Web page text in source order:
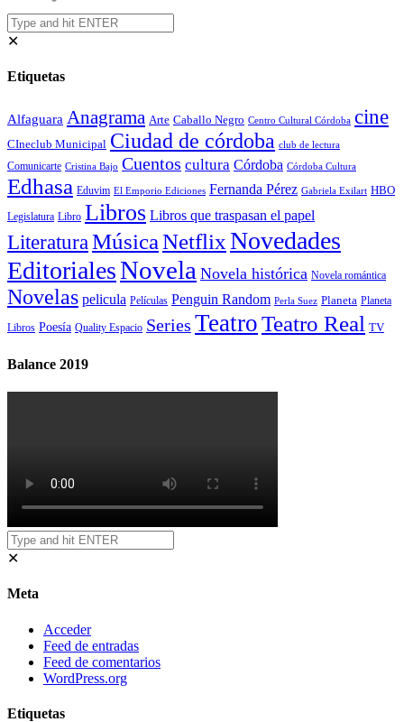
✕
Etiquetas
Alfaguara Anagrama Arte Caballo Negro Centro Cultural Córdoba cine
CIneclub Municipal Ciudad de córdoba club de lectura
Comunicarte Cristina Bajo Cuentos cultura Córdoba Córdoba Cultura
Edhasa Eduvim El Emporio Ediciones Fernanda Pérez Gabriela Exilart HBO
Legislatura Libro Libros Libros que traspasan el papel
LiteraturaMúsicaNetflixNovedades
EditorialesNovela Novela histórica Novela romántica
Novelas pelicula Películas Penguin Random Perla Suez Planeta Planeta
Libros Poesía Quality Espacio Series TeatroTeatro Real TV
Balance 2019
✕
Meta
Acceder
Feed de entradas
Feed de comentarios
WordPress.org
Etiquetas